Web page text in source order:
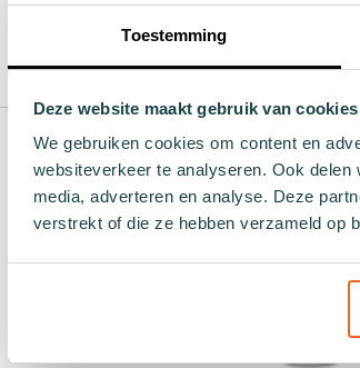
Toestemming
Deze website maakt gebruik van cookies
We gebruiken cookies om content en
websiteverkeer te analyseren. Ook
media, adverteren en analyse. Deze
verstrekt of die ze hebben verzameld op
In Winkelwagen